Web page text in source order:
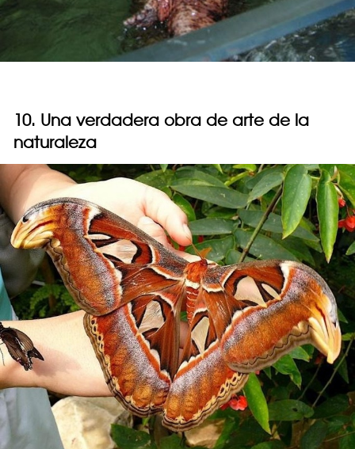
10. Una verdadera obra de arte de la
naturaleza